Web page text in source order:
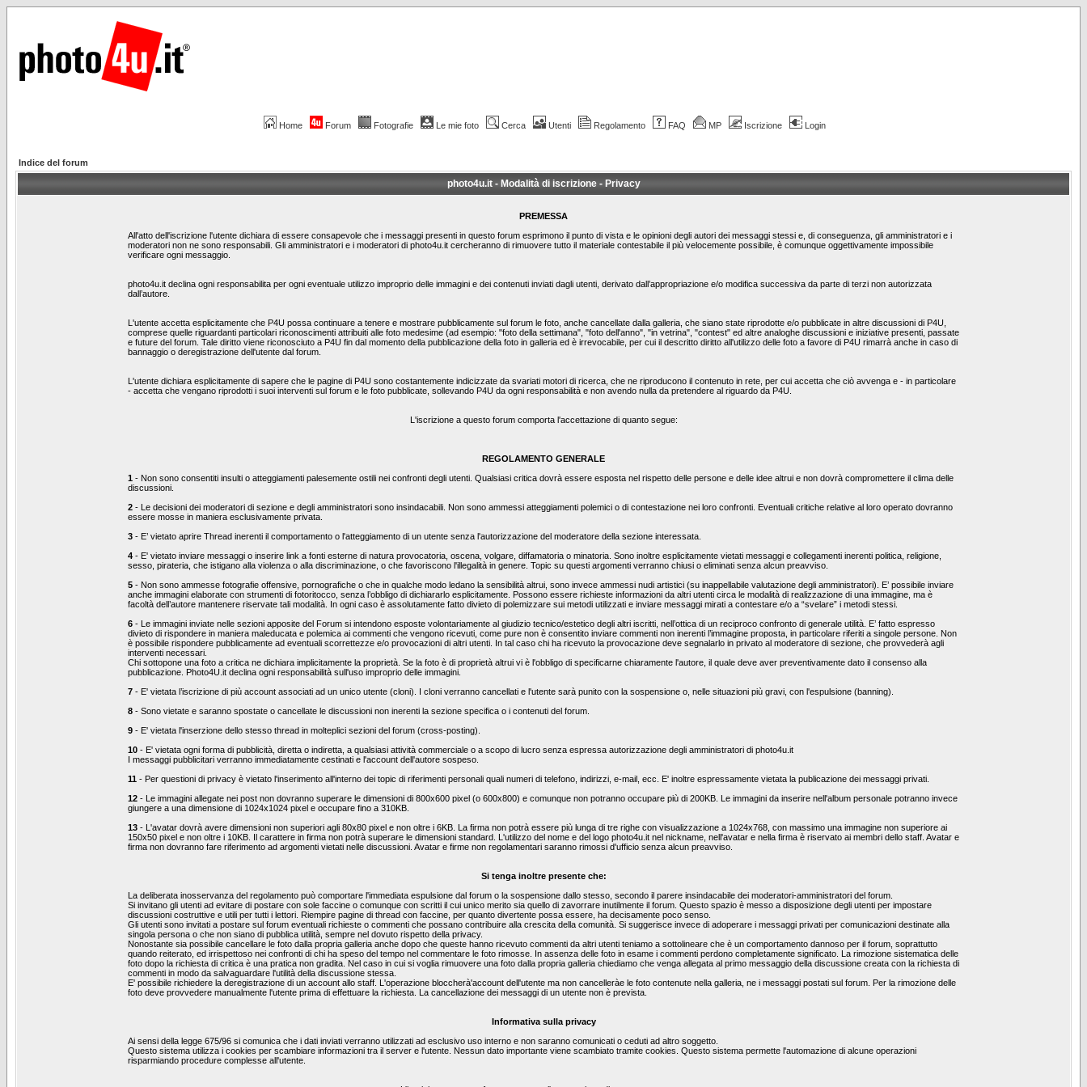
Home Forum Fotografie Le mie foto Cerca Utenti Regolamento FAQ MP Iscrizione Login
Indice del forum
photo4u.it - Modalità di iscrizione - Privacy
PREMESSA
All'atto dell'iscrizione l'utente dichiara di essere consapevole che i messaggi presenti in questo forum esprimono il punto di vista e le opinioni degli autori dei messaggi stessi e, di conseguenza, gli amministratori e i
moderatori non ne sono responsabili. Gli amministratori e i moderatori di photo4u.it cercheranno di rimuovere tutto il materiale contestabile il più velocemente possibile, è comunque oggettivamente impossibile
verificare ogni messaggio.
photo4u.it declina ogni responsabilita per ogni eventuale utilizzo improprio delle immagini e dei contenuti inviati dagli utenti, derivato dall’appropriazione e/o modifica successiva da parte di terzi non autorizzata
dall’autore.
L'utente accetta esplicitamente che P4U possa continuare a tenere e mostrare pubblicamente sul forum le foto, anche cancellate dalla galleria, che siano state riprodotte e/o pubblicate in altre discussioni di P4U,
comprese quelle riguardanti particolari riconoscimenti attribuiti alle foto medesime (ad esempio: "foto della settimana", "foto dell'anno", "in vetrina", "contest" ed altre analoghe discussioni e iniziative presenti, passate
e future del forum. Tale diritto viene riconosciuto a P4U fin dal momento della pubblicazione della foto in galleria ed è irrevocabile, per cui il descritto diritto all'utilizzo delle foto a favore di P4U rimarrà anche in caso di
bannaggio o deregistrazione dell'utente dal forum.
L'utente dichiara esplicitamente di sapere che le pagine di P4U sono costantemente indicizzate da svariati motori di ricerca, che ne riproducono il contenuto in rete, per cui accetta che ciò avvenga e - in particolare
- accetta che vengano riprodotti i suoi interventi sul forum e le foto pubblicate, sollevando P4U da ogni responsabilità e non avendo nulla da pretendere al riguardo da P4U.
L'iscrizione a questo forum comporta l'accettazione di quanto segue:
REGOLAMENTO GENERALE
1 - Non sono consentiti insulti o atteggiamenti palesemente ostili nei confronti degli utenti. Qualsiasi critica dovrà essere esposta nel rispetto delle persone e delle idee altrui e non dovrà compromettere il clima delle
discussioni.
2 - Le decisioni dei moderatori di sezione e degli amministratori sono insindacabili. Non sono ammessi atteggiamenti polemici o di contestazione nei loro confronti. Eventuali critiche relative al loro operato dovranno
essere mosse in maniera esclusivamente privata.
3 - E’ vietato aprire Thread inerenti il comportamento o l'atteggiamento di un utente senza l'autorizzazione del moderatore della sezione interessata.
4 - E' vietato inviare messaggi o inserire link a fonti esterne di natura provocatoria, oscena, volgare, diffamatoria o minatoria. Sono inoltre esplicitamente vietati messaggi e collegamenti inerenti politica, religione,
sesso, pirateria, che istigano alla violenza o alla discriminazione, o che favoriscono l'illegalità in genere. Topic su questi argomenti verranno chiusi o eliminati senza alcun preavviso.
5 - Non sono ammesse fotografie offensive, pornografiche o che in qualche modo ledano la sensibilità altrui, sono invece ammessi nudi artistici (su inappellabile valutazione degli amministratori). E’ possibile inviare
anche immagini elaborate con strumenti di fotoritocco, senza l’obbligo di dichiararlo esplicitamente. Possono essere richieste informazioni da altri utenti circa le modalità di realizzazione di una immagine, ma è
facoltà dell’autore mantenere riservate tali modalità. In ogni caso è assolutamente fatto divieto di polemizzare sui metodi utilizzati e inviare messaggi mirati a contestare e/o a “svelare” i metodi stessi.
6 - Le immagini inviate nelle sezioni apposite del Forum si intendono esposte volontariamente al giudizio tecnico/estetico degli altri iscritti, nell’ottica di un reciproco confronto di generale utilità. E’ fatto espresso
divieto di rispondere in maniera maleducata e polemica ai commenti che vengono ricevuti, come pure non è consentito inviare commenti non inerenti l’immagine proposta, in particolare riferiti a singole persone. Non
è possibile rispondere pubblicamente ad eventuali scorrettezze e/o provocazioni di altri utenti. In tal caso chi ha ricevuto la provocazione deve segnalarlo in privato al moderatore di sezione, che provvederà agli
interventi necessari.
Chi sottopone una foto a critica ne dichiara implicitamente la proprietà. Se la foto è di proprietà altrui vi è l'obbligo di specificarne chiaramente l'autore, il quale deve aver preventivamente dato il consenso alla
pubblicazione. Photo4U.it declina ogni responsabilità sull'uso improprio delle immagini.
7 - E' vietata l’iscrizione di più account associati ad un unico utente (cloni). I cloni verranno cancellati e l'utente sarà punito con la sospensione o, nelle situazioni più gravi, con l'espulsione (banning).
8 - Sono vietate e saranno spostate o cancellate le discussioni non inerenti la sezione specifica o i contenuti del forum.
9 - E' vietata l'inserzione dello stesso thread in molteplici sezioni del forum (cross-posting).
10 - E' vietata ogni forma di pubblicità, diretta o indiretta, a qualsiasi attività commerciale o a scopo di lucro senza espressa autorizzazione degli amministratori di photo4u.it
I messaggi pubblicitari verranno immediatamente cestinati e l'account dell'autore sospeso.
11 - Per questioni di privacy è vietato l'inserimento all'interno dei topic di riferimenti personali quali numeri di telefono, indirizzi, e-mail, ecc. E' inoltre espressamente vietata la publicazione dei messaggi privati.
12 - Le immagini allegate nei post non dovranno superare le dimensioni di 800x600 pixel (o 600x800) e comunque non potranno occupare più di 200KB. Le immagini da inserire nell'album personale potranno invece
giungere a una dimensione di 1024x1024 pixel e occupare fino a 310KB.
13 - L'avatar dovrà avere dimensioni non superiori agli 80x80 pixel e non oltre i 6KB. La firma non potrà essere più lunga di tre righe con visualizzazione a 1024x768, con massimo una immagine non superiore ai
150x50 pixel e non oltre i 10KB. Il carattere in firma non potrà superare le dimensioni standard. L'utilizzo del nome e del logo photo4u.it nel nickname, nell'avatar e nella firma è riservato ai membri dello staff. Avatar e
firma non dovranno fare riferimento ad argomenti vietati nelle discussioni. Avatar e firme non regolamentari saranno rimossi d'ufficio senza alcun preavviso.
Si tenga inoltre presente che:
La deliberata inosservanza del regolamento può comportare l'immediata espulsione dal forum o la sospensione dallo stesso, secondo il parere insindacabile dei moderatori-amministratori del forum.
Si invitano gli utenti ad evitare di postare con sole faccine o comunque con scritti il cui unico merito sia quello di zavorrare inutilmente il forum. Questo spazio è messo a disposizione degli utenti per impostare
discussioni costruttive e utili per tutti i lettori. Riempire pagine di thread con faccine, per quanto divertente possa essere, ha decisamente poco senso.
Gli utenti sono invitati a postare sul forum eventuali richieste o commenti che possano contribuire alla crescita della comunità. Si suggerisce invece di adoperare i messaggi privati per comunicazioni destinate alla
singola persona o che non siano di pubblica utilità, sempre nel dovuto rispetto della privacy.
Nonostante sia possibile cancellare le foto dalla propria galleria anche dopo che queste hanno ricevuto commenti da altri utenti teniamo a sottolineare che è un comportamento dannoso per il forum, soprattutto
quando reiterato, ed irrispettoso nei confronti di chi ha speso del tempo nel commentare le foto rimosse. In assenza delle foto in esame i commenti perdono completamente significato. La rimozione sistematica delle
foto dopo la richiesta di critica è una pratica non gradita. Nel caso in cui si voglia rimuovere una foto dalla propria galleria chiediamo che venga allegata al primo messaggio della discussione creata con la richiesta di
commenti in modo da salvaguardare l'utilità della discussione stessa.
E' possibile richiedere la deregistrazione di un account allo staff. L'operazione bloccherà'account dell'utente ma non cancelleràe le foto contenute nella galleria, ne i messaggi postati sul forum. Per la rimozione delle
foto deve provvedere manualmente l'utente prima di effettuare la richiesta. La cancellazione dei messaggi di un utente non è prevista.
Informativa sulla privacy
Ai sensi della legge 675/96 si comunica che i dati inviati verranno utilizzati ad esclusivo uso interno e non saranno comunicati o ceduti ad altro soggetto.
Questo sistema utilizza i cookies per scambiare informazioni tra il server e l'utente. Nessun dato importante viene scambiato tramite cookies. Questo sistema permette l'automazione di alcune operazioni
risparmiando procedure complesse all'utente.